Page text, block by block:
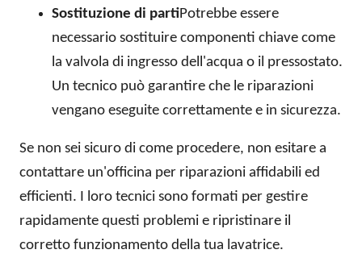
Sostituzione di partiPotrebbe essere
necessario sostituire componenti chiave come
la valvola di ingresso dell'acqua o il pressostato.
Un tecnico può garantire che le riparazioni
vengano eseguite correttamente e in sicurezza.
Se non sei sicuro di come procedere, non esitare a
contattare un'officina per riparazioni affidabili ed
efficienti. I loro tecnici sono formati per gestire
rapidamente questi problemi e ripristinare il
corretto funzionamento della tua lavatrice.